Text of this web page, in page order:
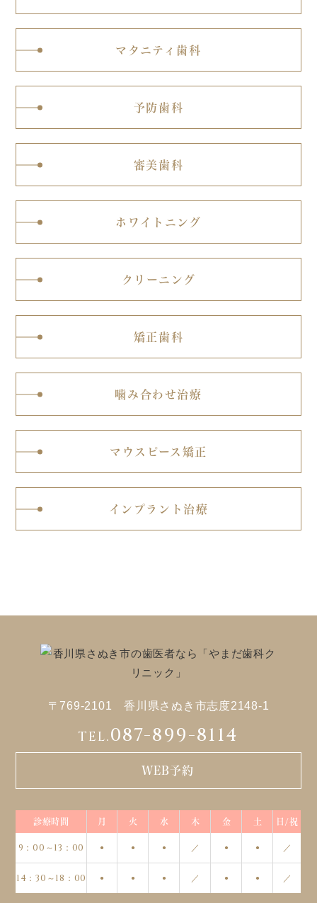
マタニティ歯科
予防歯科
審美歯科
ホワイトニング
クリーニング
矯正歯科
噛み合わせ治療
マウスピース矯正
インプラント治療
〒769-2101 香川県さぬき市志度2148-1
TEL.087-899-8114
WEB予約
診療時間 月 火 水 木 金 土 日/祝
9：00～13：00 ● ● ● ／ ● ● ／
14：30～18：00 ● ● ● ／ ● ● ／